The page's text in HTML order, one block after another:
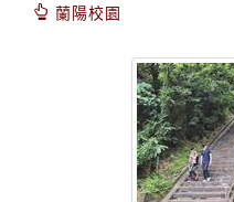
蘭陽校園